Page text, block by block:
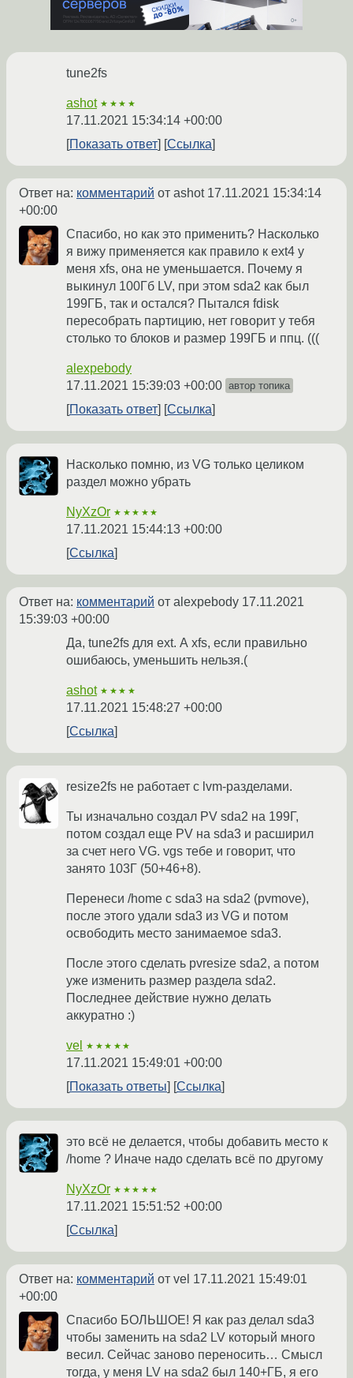
tune2fs
ashot ★★★★
17.11.2021 15:34:14 +00:00
Показать ответ
Ссылка
Ответ на: комментарий от ashot 17.11.2021 15:34:14
+00:00
Спасибо, но как это применить? Насколько
я вижу применяется как правило к ext4 у
меня xfs, она не уменьшается. Почему я
выкинул 100Гб LV, при этом sda2 как был
199ГБ, так и остался? Пытался fdisk
пересобрать партицию, нет говорит у тебя
столько то блоков и размер 199ГБ и ппц. (((
alexpebody
17.11.2021 15:39:03 +00:00 автор топика
Показать ответ Ссылка
Насколько помню, из VG только целиком
раздел можно убрать
NyXzOr ★★★★★
17.11.2021 15:44:13 +00:00
Ссылка
Ответ на: комментарий от alexpebody 17.11.2021
15:39:03 +00:00
Да, tune2fs для ext. А xfs, если правильно
ошибаюсь, уменьшить нельзя.(
ashot ★★★★
17.11.2021 15:48:27 +00:00
Ссылка
resize2fs не работает с lvm-разделами.
Ты изначально создал PV sda2 на 199Г,
потом создал еще PV на sda3 и расширил
за счет него VG. vgs тебе и говорит, что
занято 103Г (50+46+8).
Перенеси /home с sda3 на sda2 (pvmove),
после этого удали sda3 из VG и потом
освободить место занимаемое sda3.
После этого сделать pvresize sda2, а потом
уже изменить размер раздела sda2.
Последнее действие нужно делать
аккуратно :)
vel ★★★★★
17.11.2021 15:49:01 +00:00
Показать ответы
Ссылка
это всё не делается, чтобы добавить место к
/home ? Иначе надо сделать всё по другому
NyXzOr ★★★★★
17.11.2021 15:51:52 +00:00
Ссылка
Ответ на: комментарий от vel 17.11.2021 15:49:01
+00:00
Спасибо БОЛЬШОЕ! Я как раз делал sda3
чтобы заменить на sda2 LV который много
весил. Сейчас заново переносить… Смысл
тогда, у меня LV на sda2 был 140+ГБ, я его